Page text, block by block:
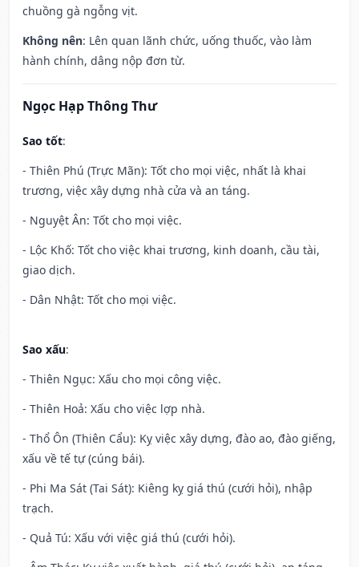
chuồng gà ngỗng vịt.
Không nên: Lên quan lãnh chức, uống thuốc, vào làm
hành chính, dâng nộp đơn từ.
Ngọc Hạp Thông Thư
Sao tốt:
- Thiên Phú (Trực Mãn): Tốt cho mọi việc, nhất là khai
trương, việc xây dựng nhà cửa và an táng.
- Nguyệt Ân: Tốt cho mọi việc.
- Lộc Khố: Tốt cho việc khai trương, kinh doanh, cầu tài,
giao dịch.
- Dân Nhật: Tốt cho mọi việc.
Sao xấu:
- Thiên Ngục: Xấu cho mọi công việc.
- Thiên Hoả: Xấu cho việc lợp nhà.
- Thổ Ôn (Thiên Cẩu): Kỵ việc xây dựng, đào ao, đào giếng,
xấu về tế tự (cúng bái).
- Phi Ma Sát (Tai Sát): Kiêng kỵ giá thú (cưới hỏi), nhập
trạch.
- Quả Tú: Xấu với việc giá thú (cưới hỏi).